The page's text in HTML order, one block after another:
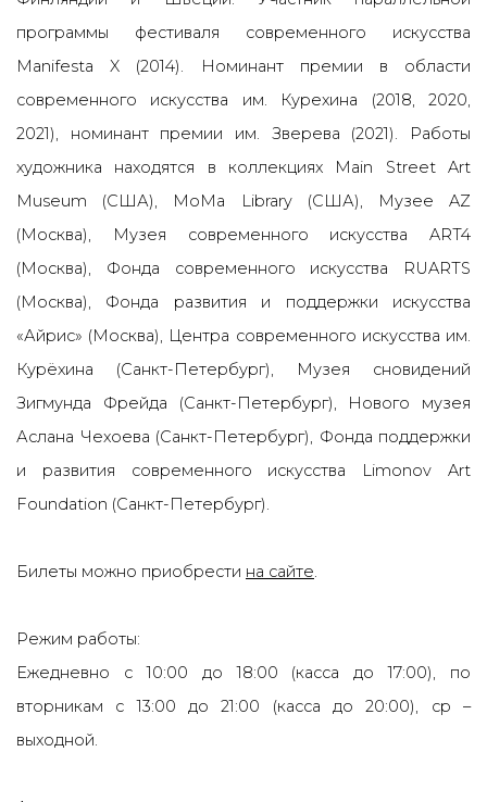
программы фестиваля современного искусства
Manifesta X (2014). Номинант премии в области
современного искусства им. Курехина (2018, 2020,
2021), номинант премии им. Зверева (2021). Работы
художника находятся в коллекциях Main Street Art
Museum (США), MoMa Library (США), Музее AZ
(Москва), Музея современного искусства ART4
(Москва), Фонда современного искусства RUARTS
(Москва), Фонда развития и поддержки искусства
«Айрис» (Москва), Центра современного искусства им.
Курёхина (Санкт-Петербург), Музея сновидений
Зигмунда Фрейда (Санкт-Петербург), Нового музея
Аслана Чехоева (Санкт-Петербург), Фонда поддержки
и развития современного искусства Limonov Art
Foundation (Санкт-Петербург).
Билеты можно приобрести на сайте.
Режим работы:
Ежедневно с 10:00 до 18:00 (касса до 17:00), по
вторникам с 13:00 до 21:00 (касса до 20:00), ср –
выходной.